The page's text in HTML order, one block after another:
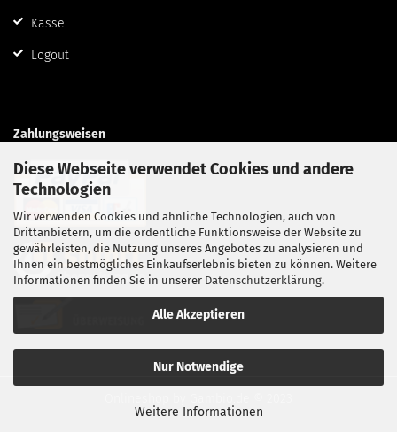
Diese Webseite verwendet Cookies und andere
Technologien
Wir verwenden Cookies und ähnliche Technologien, auch von
Drittanbietern, um die ordentliche Funktionsweise der Website zu
gewährleisten, die Nutzung unseres Angebotes zu analysieren und
Ihnen ein bestmögliches Einkaufserlebnis bieten zu können. Weitere
Informationen finden Sie in unserer Datenschutzerklärung.
Alle Akzeptieren
Nur Notwendige
Weitere Informationen
Kasse
Logout
Zahlungsweisen